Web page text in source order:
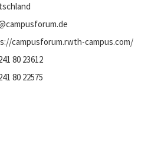
campusforum.rwth-campus.com/
80 23612
80 22575